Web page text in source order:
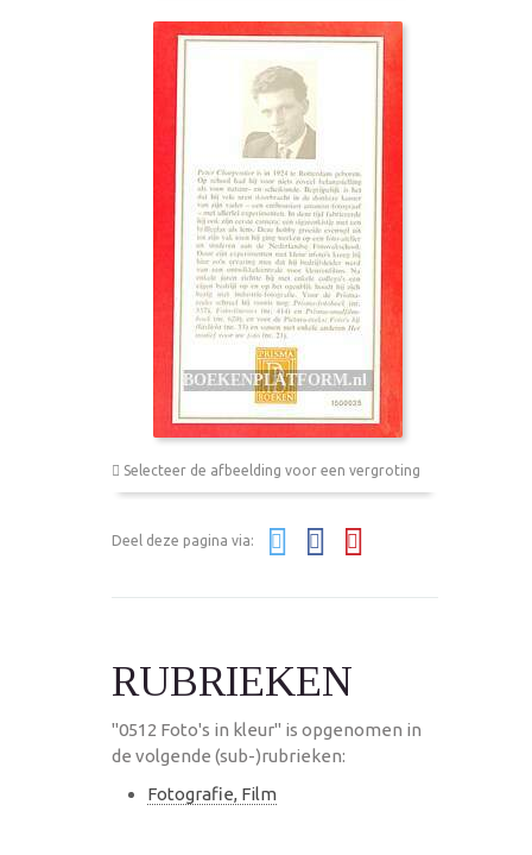
Selecteer de afbeelding voor een vergroting
Deel deze pagina via:
RUBRIEKEN
"0512 Foto's in kleur" is opgenomen in
de volgende (sub-)rubrieken:
Fotografie, Film